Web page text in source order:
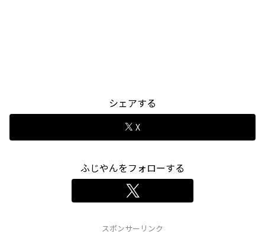
シェアする
X
ふじやんをフォローする
スポンサーリンク